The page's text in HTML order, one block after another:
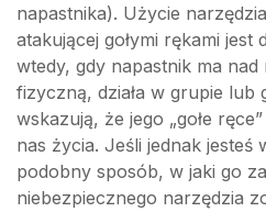
napastnika). Użycie
atakującej gołymi rękami
wtedy, gdy napastnik ma
fizyczną, działa w grupie lub
wskazują, że jego „gołe
nas życia. Jeśli jednak jesteś
podobny sposób, w jaki go
niebezpiecznego narzędzia